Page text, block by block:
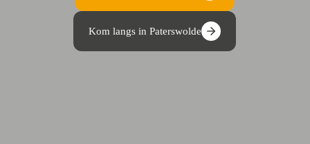
Kom langs in Paterswolde